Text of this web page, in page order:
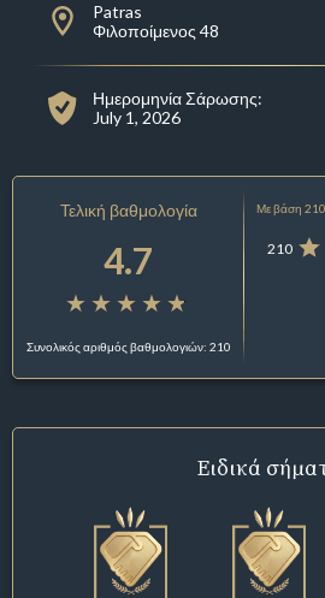
Patras
Φιλοποίμενος 48
Ημερομηνία Σάρωσης:
July 1, 2026
Τελική βαθμολογία
4.7
Συνολικός αριθμός βαθμολογιών: 210
Με βάση 210
210
Ειδικά